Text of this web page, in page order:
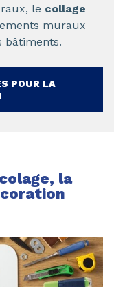
le collage
muraux
bâtiments.
POUR LA
la